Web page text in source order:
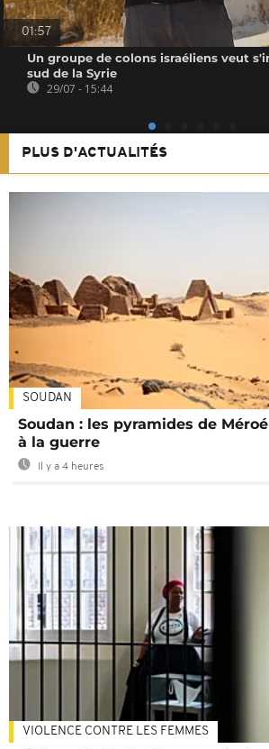
01:57
Un groupe de colons israéliens veut
sud de la Syrie
29/07 - 15:44
PLUS D'ACTUALITÉS
SOUDAN
Soudan : les pyramides de
à la guerre
Il y a 4 heures
VIOLENCE CONTRE LES FEMMES